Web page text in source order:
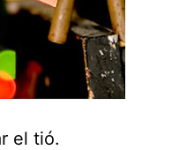
el tió.